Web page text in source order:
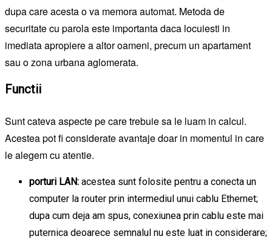
dupa care acesta o va memora automat. Metoda de
securitate cu parola este importanta daca locuiesti in
imediata apropiere a altor oameni, precum un apartament
sau o zona urbana aglomerata.
Functii
Sunt cateva aspecte pe care trebuie sa le luam in calcul.
Acestea pot fi considerate avantaje doar in momentul in care
le alegem cu atentie.
porturi LAN: acestea sunt folosite pentru a conecta un
computer la router prin intermediul unui cablu Ethernet;
dupa cum deja am spus, conexiunea prin cablu este mai
puternica deoarece semnalul nu este luat in considerare;